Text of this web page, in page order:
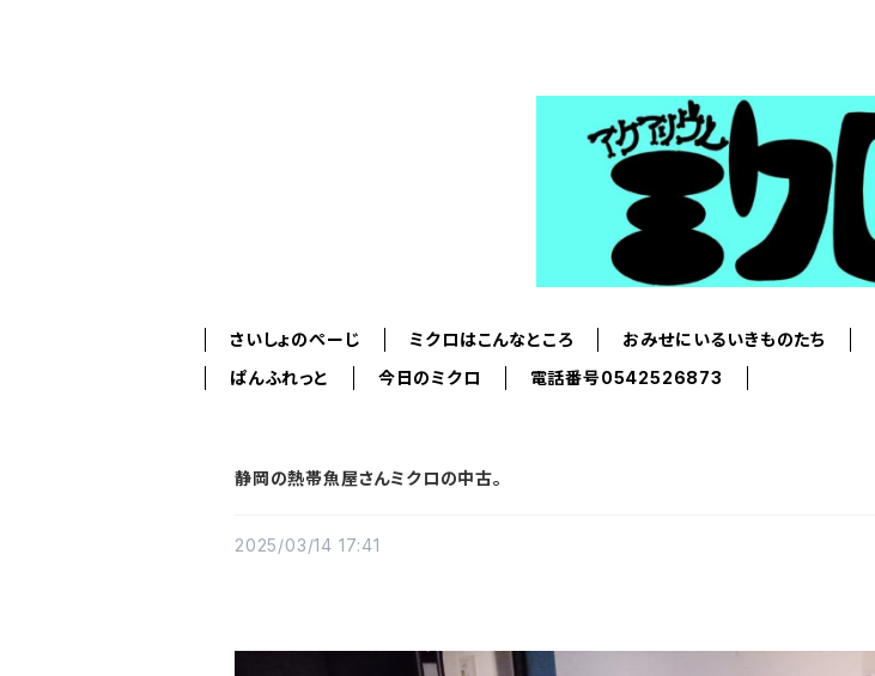
さいしょのぺーじ ミクロはこんなところ おみせにいるいきものたち
ぱんふれっと
今日のミクロ 電話番号0542526873
静岡の熱帯魚屋さんミクロの中古。
2025/03/14 17:41